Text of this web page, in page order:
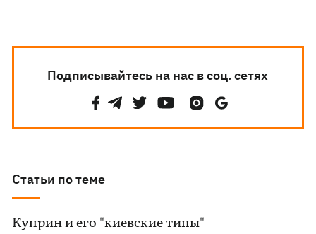
Подписывайтесь на нас в соц. сетях
Статьи по теме
Куприн и его "киевские типы"